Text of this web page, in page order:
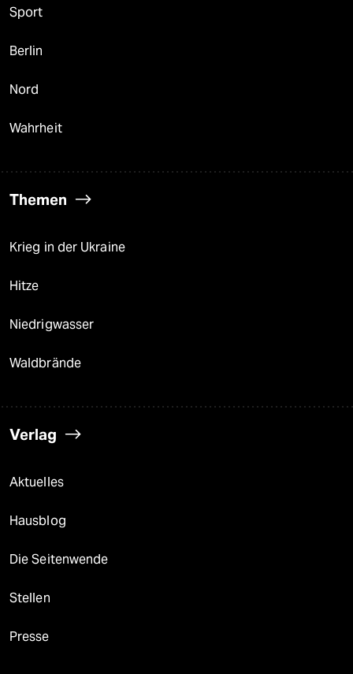
Sport
Berlin
Nord
Wahrheit
Themen
Krieg in der Ukraine
Hitze
Niedrigwasser
Waldbrände
Verlag
Aktuelles
Hausblog
Die Seitenwende
Stellen
Presse